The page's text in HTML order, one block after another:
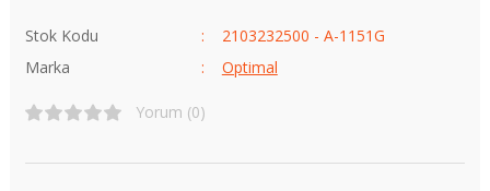
Stok Kodu
2103232500 - A-1151G
Marka
Optimal
Yorum (0)